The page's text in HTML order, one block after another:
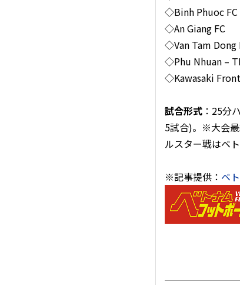
◇Binh Phuoc FC
◇An Giang FC
◇Van Tam Dong
◇Phu Nhuan –
◇Kawasaki
試合形式 ：25分
5試合)。※大会最
ルスター戦はベ
※記事提供： ベ